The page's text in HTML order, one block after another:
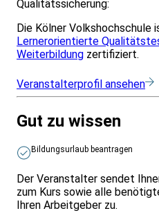
Qualitätssicherung:
Die Kölner Volkshochschule
Lernerorientierte
Weiterbildung zertifiziert.
Veranstalterprofil ansehen
Gut zu wissen
Bildungsurlaub beantragen
Der Veranstalter sendet
zum Kurs sowie alle
Ihren Arbeitgeber zu.